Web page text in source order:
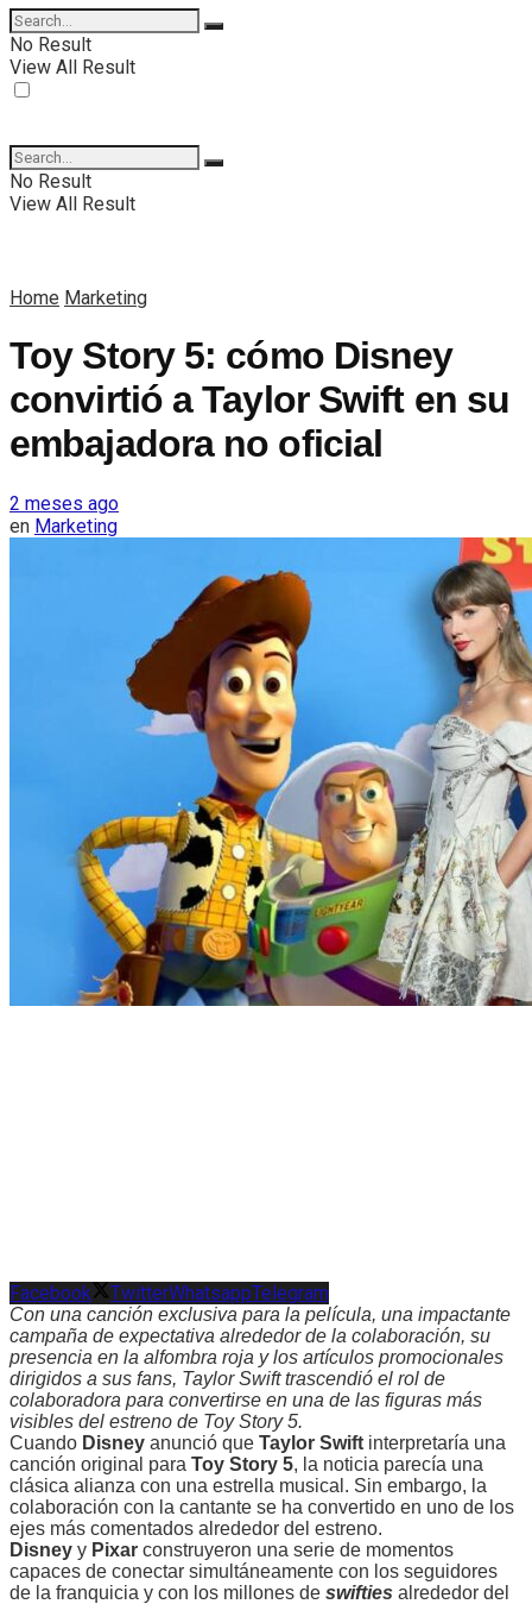
No Result
View All Result
No Result
View All Result
Home Marketing
Toy Story 5: cómo Disney
convirtió a Taylor Swift en su
embajadora no oficial
2 meses ago
en Marketing
Facebook TwitterWhatsappTelegram
Con una canción exclusiva para la película, una impactante
campaña de expectativa alrededor de la colaboración, su
presencia en la alfombra roja y los artículos promocionales
dirigidos a sus fans, Taylor Swift trascendió el rol de
colaboradora para convertirse en una de las figuras más
visibles del estreno de Toy Story 5.
Cuando Disney anunció que Taylor Swift interpretaría una
canción original para Toy Story 5, la noticia parecía una
clásica alianza con una estrella musical. Sin embargo, la
colaboración con la cantante se ha convertido en uno de los
ejes más comentados alrededor del estreno.
Disney y Pixar construyeron una serie de momentos
capaces de conectar simultáneamente con los seguidores
de la franquicia y con los millones de swifties alrededor del